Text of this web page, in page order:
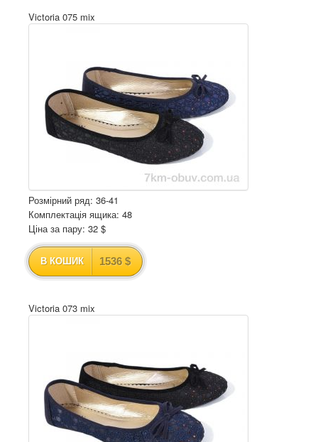
Victoria 075 mix
Розмірний ряд: 36-41
Комплектація ящика: 48
Ціна за пару: 32 $
В КОШИК 1536 $
Victoria 073 mix